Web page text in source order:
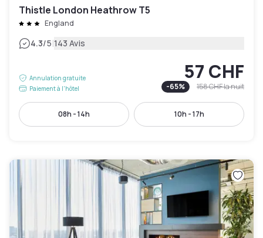
Thistle London Heathrow T5
England
4.3/5|143 Avis
Annulation gratuite
Paiement à l'hôtel
57 CHF
-65% 158 CHFla nuit
08h - 14h 10h - 17h